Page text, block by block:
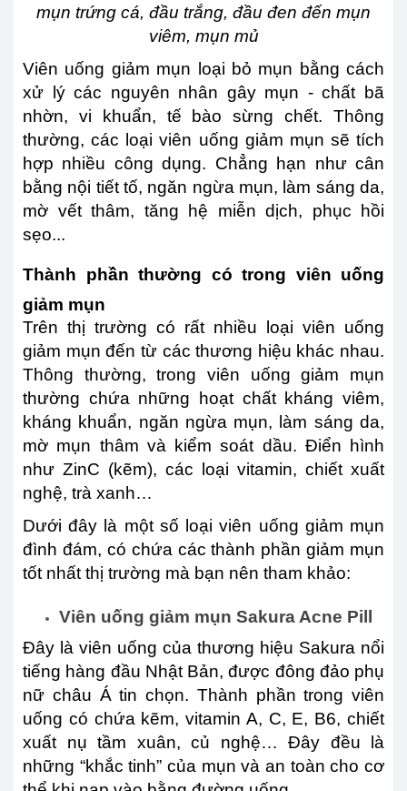
mụn trứng cá, đầu trắng, đầu đen đến mụn
viêm, mụn mủ
Viên uống giảm mụn loại bỏ mụn bằng cách
xử lý các nguyên nhân gây mụn - chất bã
nhờn, vi khuẩn, tế bào sừng chết. Thông
thường, các loại viên uống giảm mụn sẽ tích
hợp nhiều công dụng. Chẳng hạn như cân
bằng nội tiết tố, ngăn ngừa mụn, làm sáng da,
mờ vết thâm, tăng hệ miễn dịch, phục hồi
sẹo...
Thành phần thường có trong viên uống
giảm mụn
Trên thị trường có rất nhiều loại viên uống
giảm mụn đến từ các thương hiệu khác nhau.
Thông thường, trong viên uống giảm mụn
thường chứa những hoạt chất kháng viêm,
kháng khuẩn, ngăn ngừa mụn, làm sáng da,
mờ mụn thâm và kiểm soát dầu. Điển hình
như ZinC (kẽm), các loại vitamin, chiết xuất
nghệ, trà xanh…
Dưới đây là một số loại viên uống giảm mụn
đình đám, có chứa các thành phần giảm mụn
tốt nhất thị trường mà bạn nên tham khảo:
Viên uống giảm mụn Sakura Acne Pill
Đây là viên uống của thương hiệu Sakura nổi
tiếng hàng đầu Nhật Bản, được đông đảo phụ
nữ châu Á tin chọn. Thành phần trong viên
uống có chứa kẽm, vitamin A, C, E, B6, chiết
xuất nụ tầm xuân, củ nghệ… Đây đều là
những “khắc tinh” của mụn và an toàn cho cơ